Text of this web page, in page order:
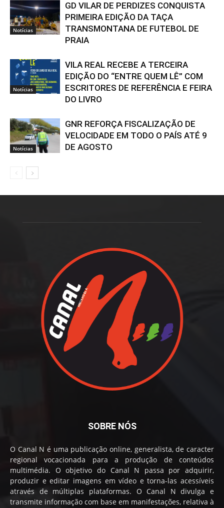
Notícias
GD VILAR DE PERDIZES CONQUISTA
PRIMEIRA EDIÇÃO DA TAÇA
TRANSMONTANA DE FUTEBOL DE
PRAIA
Notícias
VILA REAL RECEBE A TERCEIRA
EDIÇÃO DO “ENTRE QUEM LÊ” COM
ESCRITORES DE REFERÊNCIA E FEIRA
DO LIVRO
Notícias
GNR REFORÇA FISCALIZAÇÃO DE
VELOCIDADE EM TODO O PAÍS ATÉ 9
DE AGOSTO
SOBRE NÓS
O Canal N é uma publicação online, generalista, de caracter
regional vocacionada para a produção de conteúdos
multimédia. O objetivo do Canal N passa por adquirir,
produzir e editar imagens em vídeo e torna-las acessíveis
através de múltiplas plataformas. O Canal N divulga e
transmite informação com base em manifestações, relativa à